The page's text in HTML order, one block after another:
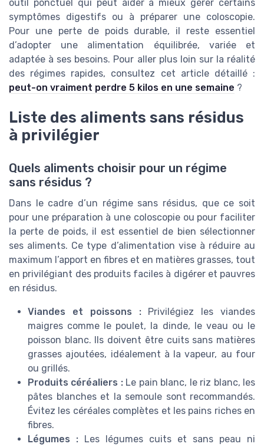
outil ponctuel qui peut aider à mieux gérer certains
symptômes digestifs ou à préparer une coloscopie.
Pour une perte de poids durable, il reste essentiel
d’adopter une alimentation équilibrée, variée et
adaptée à ses besoins. Pour aller plus loin sur la réalité
des régimes rapides, consultez cet article détaillé :
peut-on vraiment perdre 5 kilos en une semaine ?
Liste des aliments sans résidus
à privilégier
Quels aliments choisir pour un régime
sans résidus ?
Dans le cadre d’un régime sans résidus, que ce soit
pour une préparation à une coloscopie ou pour faciliter
la perte de poids, il est essentiel de bien sélectionner
ses aliments. Ce type d’alimentation vise à réduire au
maximum l’apport en fibres et en matières grasses, tout
en privilégiant des produits faciles à digérer et pauvres
en résidus.
Viandes et poissons :Privilégiez les viandes
maigres comme le poulet, la dinde, le veau ou le
poisson blanc. Ils doivent être cuits sans matières
grasses ajoutées, idéalement à la vapeur, au four
ou grillés.
Produits céréaliers :Le pain blanc, le riz blanc, les
pâtes blanches et la semoule sont recommandés.
Évitez les céréales complètes et les pains riches en
fibres.
Légumes : Les légumes cuits et sans peau ni